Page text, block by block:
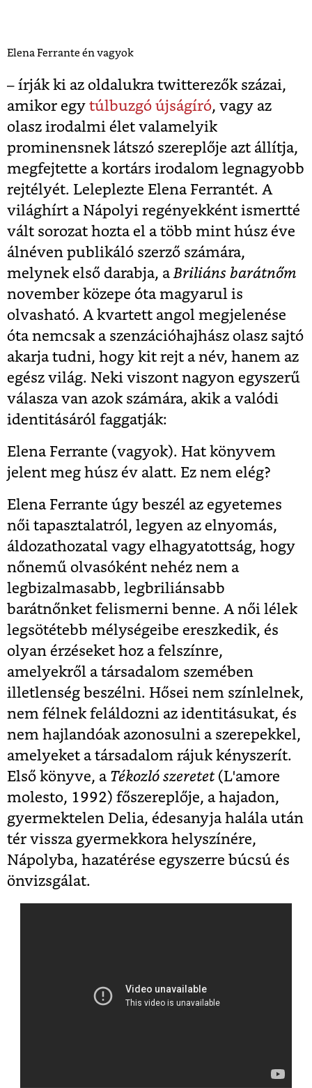
Elena Ferrante én vagyok
– írják ki az oldalukra twitterezők százai,
amikor egy túlbuzgó újságíró, vagy az
olasz irodalmi élet valamelyik
prominensnek látszó szereplője azt állítja,
megfejtette a kortárs irodalom legnagyobb
rejtélyét. Leleplezte Elena Ferrantét. A
világhírt a Nápolyi regényekként ismertté
vált sorozat hozta el a több mint húsz éve
álnéven publikáló szerző számára,
melynek első darabja, aBriliáns barátnőm
november közepe óta magyarul is
olvasható. A kvartett angol megjelenése
óta nemcsak a szenzációhajhász olasz sajtó
akarja tudni, hogy kit rejt a név, hanem az
egész világ. Neki viszont nagyon egyszerű
válasza van azok számára, akik a valódi
identitásáról faggatják:
Elena Ferrante (vagyok). Hat könyvem
jelent meg húsz év alatt. Ez nem elég?
Elena Ferrante úgy beszél az egyetemes
női tapasztalatról, legyen az elnyomás,
áldozathozatal vagy elhagyatottság, hogy
nőnemű olvasóként nehéz nem a
legbizalmasabb, legbriliánsabb
barátnőnket felismerni benne. A női lélek
legsötétebb mélységeibe ereszkedik, és
olyan érzéseket hoz a felszínre,
amelyekről a társadalom szemében
illetlenség beszélni. Hősei nem színlelnek,
nem félnek feláldozni az identitásukat, és
nem hajlandóak azonosulni a szerepekkel,
amelyeket a társadalom rájuk kényszerít.
Első könyve, a Tékozló szeretet(L'amore
molesto, 1992) főszereplője, a hajadon,
gyermektelen Delia, édesanyja halála után
tér vissza gyermekkora helyszínére,
Nápolyba, hazatérése egyszerre búcsú és
önvizsgálat.